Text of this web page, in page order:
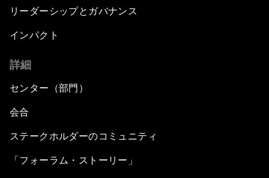
リーダーシップとガバナンス
インパクト
詳細
センター（部門）
会合
ステークホルダーのコミュニティ
「フォーラム・ストーリー」